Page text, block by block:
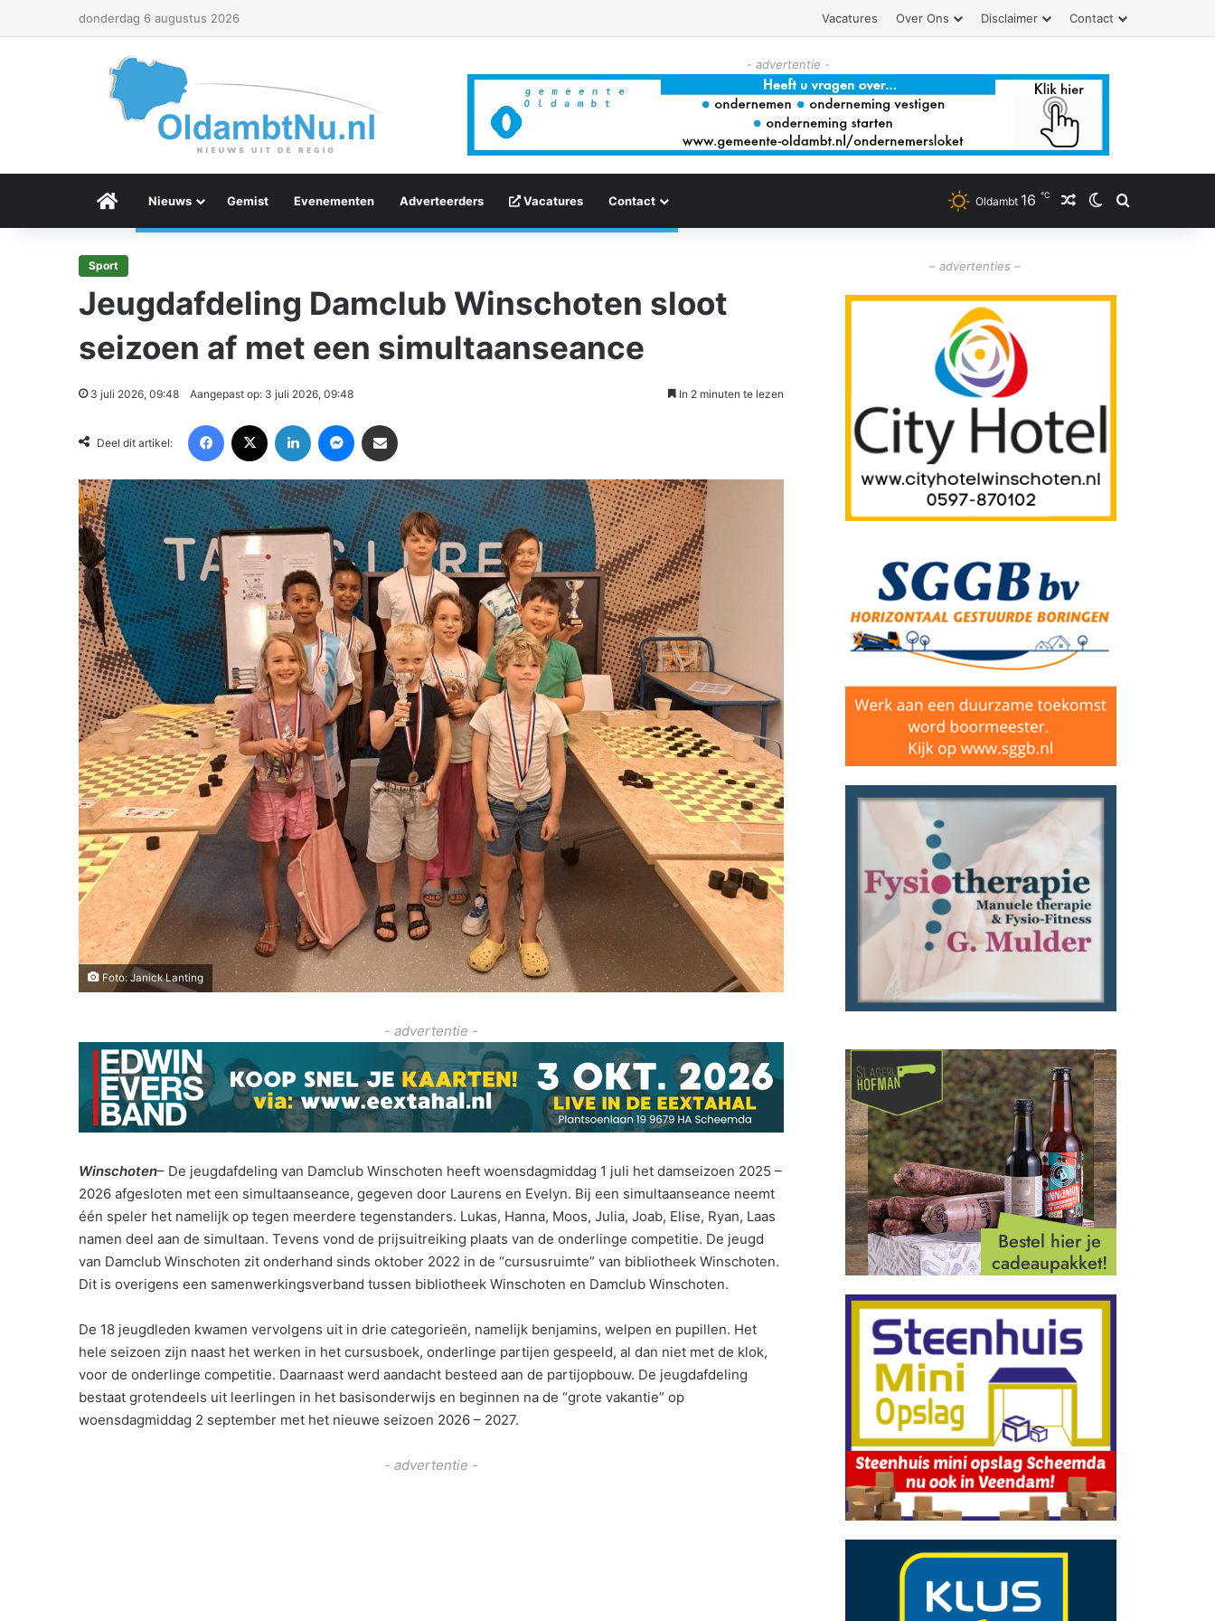
donderdag 6 augustus 2026 Vacatures Over Ons Disclaimer Contact
- advertentie -
Menu Item
Nieuws Gemist Evenementen Adverteerders Vacatures Contact Oldambt 16 ℃ Willekeurig artikel
Switch skin
Zoeken
Sport
Jeugdafdeling Damclub Winschoten sloot
seizoen af met een simultaanseance
3 juli 2026, 09:48 Aangepast op: 3 juli 2026, 09:48 In 2 minuten te lezen
Deel dit artikel:
Foto: Janick Lanting
- advertentie -
Winschoten– De jeugdafdeling van Damclub Winschoten heeft woensdagmiddag 1 juli het damseizoen 2025 –
2026 afgesloten met een simultaanseance, gegeven door Laurens en Evelyn. Bij een simultaanseance neemt
één speler het namelijk op tegen meerdere tegenstanders. Lukas, Hanna, Moos, Julia, Joab, Elise, Ryan, Laas
namen deel aan de simultaan. Tevens vond de prijsuitreiking plaats van de onderlinge competitie. De jeugd
van Damclub Winschoten zit onderhand sinds oktober 2022 in de “cursusruimte” van bibliotheek Winschoten.
Dit is overigens een samenwerkingsverband tussen bibliotheek Winschoten en Damclub Winschoten.
De 18 jeugdleden kwamen vervolgens uit in drie categorieën, namelijk benjamins, welpen en pupillen. Het
hele seizoen zijn naast het werken in het cursusboek, onderlinge partijen gespeeld, al dan niet met de klok,
voor de onderlinge competitie. Daarnaast werd aandacht besteed aan de partijopbouw. De jeugdafdeling
bestaat grotendeels uit leerlingen in het basisonderwijs en beginnen na de “grote vakantie” op
woensdagmiddag 2 september met het nieuwe seizoen 2026 – 2027.
- advertentie -
– advertenties –